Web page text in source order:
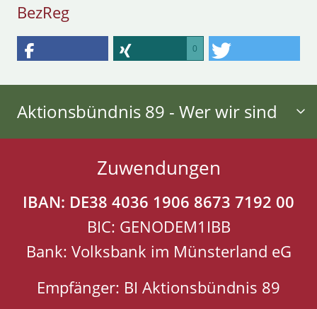
BezReg
0
Aktionsbündnis 89 - Wer wir sind
Zuwendungen
IBAN: DE38 4036 1906 8673 7192 00
BIC: GENODEM1IBB
Bank: Volksbank im Münsterland eG
Empfänger: BI Aktionsbündnis 89